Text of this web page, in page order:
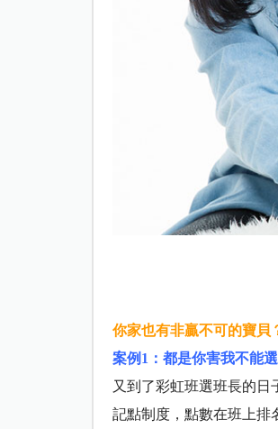
你家也有非贏不可的寶貝
案例 1 ：都是你害我不能
又到了彩虹班選班長的
記點制度，點數在班上排